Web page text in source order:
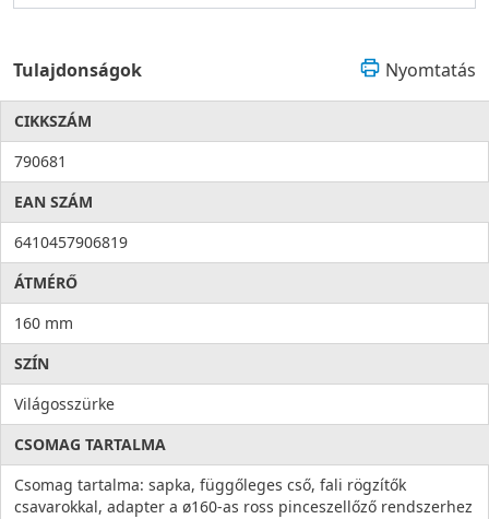
Tulajdonságok Nyomtatás
CIKKSZÁM
790681
EAN SZÁM
6410457906819
ÁTMÉRŐ
160 mm
SZÍN
Világosszürke
CSOMAG TARTALMA
Csomag tartalma: sapka, függőleges cső, fali rögzítők
csavarokkal, adapter a ø160-as ross pinceszellőző rendszerhez